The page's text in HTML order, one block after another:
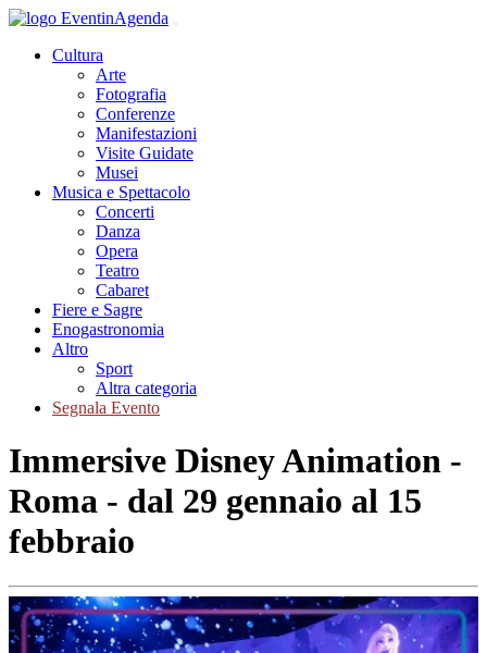
Cultura
Arte
Fotografia
Conferenze
Manifestazioni
Visite Guidate
Musei
Musica e Spettacolo
Concerti
Danza
Opera
Teatro
Cabaret
Fiere e Sagre
Enogastronomia
Altro
Sport
Altra categoria
Segnala Evento
Immersive Disney Animation -
Roma - dal 29 gennaio al 15
febbraio